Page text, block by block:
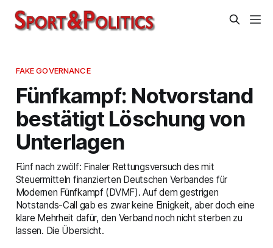
FAKE GOVERNANCE
Fünfkampf: Notvorstand
bestätigt Löschung von
Unterlagen
Fünf nach zwölf: Finaler Rettungsversuch des mit
Steuermitteln finanzierten Deutschen Verbandes für
Modernen Fünfkampf (DVMF). Auf dem gestrigen
Notstands-Call gab es zwar keine Einigkeit, aber doch eine
klare Mehrheit dafür, den Verband noch nicht sterben zu
lassen. Die Übersicht.